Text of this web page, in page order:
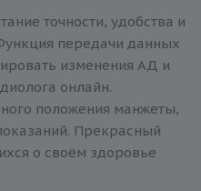
точности, удобства и
передачи данных
изменения АД и
онлайн.
положения манжеты,
Прекрасный
о своём здоровье